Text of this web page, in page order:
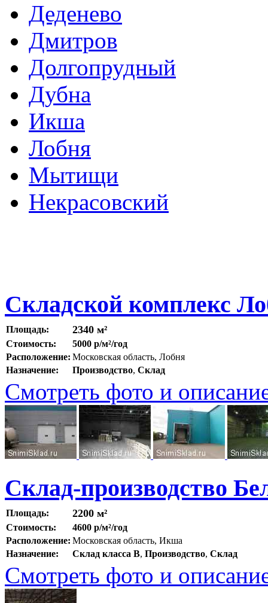
Деденево
Дмитров
Долгопрудный
Дубна
Икша
Лобня
Мытищи
Некрасовский
Складской комплекс
Площадь: 2340 м²
Стоимость:
5000 р/м²/год
Расположение: Московская область, Лобня
Назначение:
Производство, Склад
Смотреть фото и
Склад-производство
Площадь: 2200 м²
Стоимость:
4600 р/м²/год
Расположение: Московская область, Икша
Назначение:
Склад класса B, Производство, Склад
Смотреть фото и